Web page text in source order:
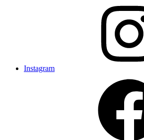
Instagram